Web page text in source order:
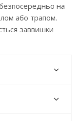
на
або трапом.
заввишки